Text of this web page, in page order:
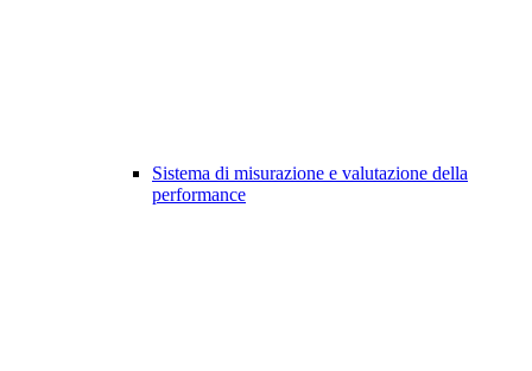
Sistema di misurazione e valutazione della
performance